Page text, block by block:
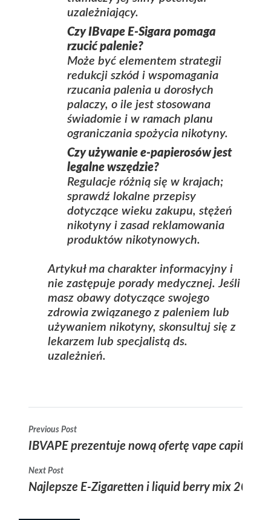
uzależniający.
CzyIBvape E-Sigara pomaga
rzucić palenie?
Może być elementem strategii
redukcji szkód i wspomagania
rzucania palenia u dorosłych
palaczy, o ile jest stosowana
świadomie i w ramach planu
ograniczania spożycia nikotyny.
Czy używanie e‑papierosów jest
legalne wszędzie?
Regulacje różnią się w krajach;
sprawdź lokalne przepisy
dotyczące wieku zakupu, stężeń
nikotyny i zasad reklamowania
produktów nikotynowych.
Artykuł ma charakter informacyjny i
nie zastępuje porady medycznej. Jeśli
masz obawy dotyczące swojego
zdrowia związanego z paleniem lub
używaniem nikotyny, skonsultuj się z
lekarzem lub specjalistą ds.
uzależnień.
Previous Post
IBVAPE prezentuje nową ofertę vape capitol i
Next Post
Najlepsze E-Zigaretten i liquid berry mix 2025